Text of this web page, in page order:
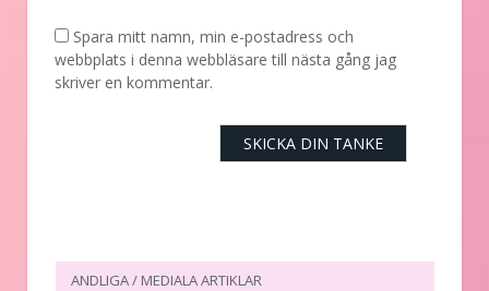
Spara mitt namn, min e-postadress och
webbplats i denna webbläsare till nästa gång jag
skriver en kommentar.
ANDLIGA / MEDIALA ARTIKLAR